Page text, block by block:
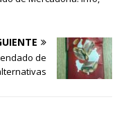
de